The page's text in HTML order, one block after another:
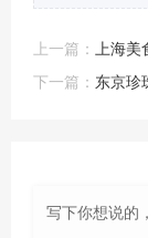
上一篇： 上海美
下一篇： 东京珍